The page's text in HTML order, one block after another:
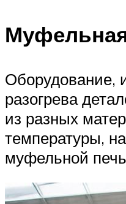
Оборудование,
разогрева
из разных
температуры,
муфельной